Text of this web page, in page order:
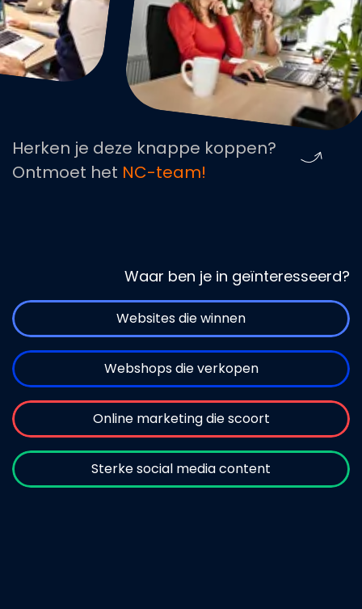
Herken je deze knappe koppen?
Ontmoet het NC-team!
Waar ben je in geïnteresseerd?
Websites die winnen
Webshops die verkopen
Online marketing die scoort
Sterke social media content